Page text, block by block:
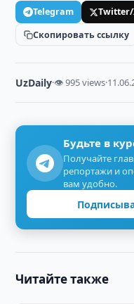
Telegram Twitter/
Скопировать ссылку
UzDaily·👁 995 views·
Будьте в
Получайте
репортажи и
вам удобно.
Читайте также